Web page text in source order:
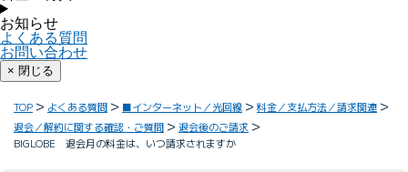
お知らせ
よくある質問
お問い合わせ
× 閉じる
TOP よくある質問 ■インターネット／光回線
料金／支払方法／請求関連
退会／解約に関する確認・ご質問
退会後のご請求
BIGLOBE 退会月の料金は、いつ請求されますか